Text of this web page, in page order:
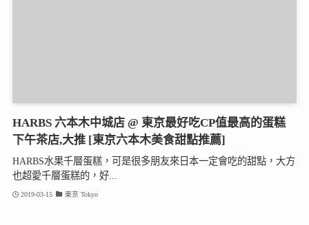
HARBS 六本木中城店 @ 東京最好吃CP值最高的蛋糕
下午茶店,大推 [東京六本木美食甜點推薦]
HARBS水果千層蛋糕，可是很多朋友來日本一定會吃的甜點，大方
也超愛千層蛋糕的，好...
2019-03-15 東京 Tokyo